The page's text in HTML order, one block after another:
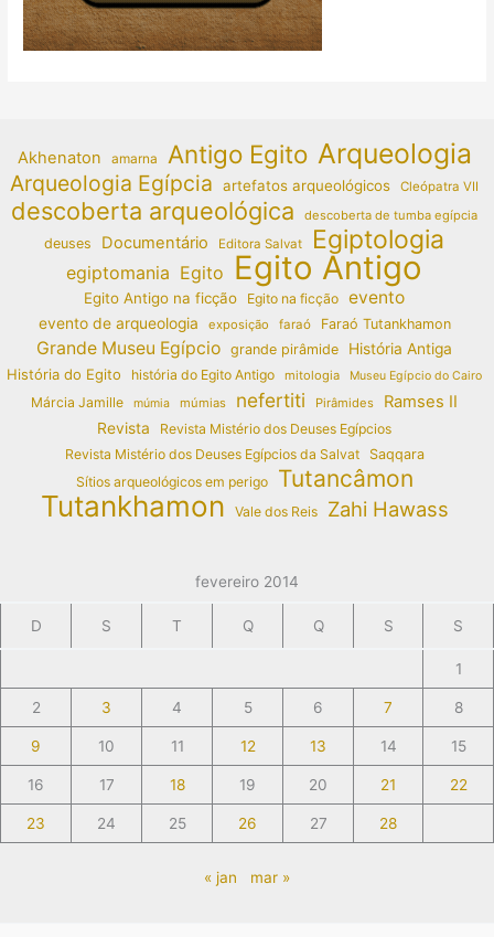
Akhenaton amarna Antigo Egito Arqueologia
Arqueologia Egípcia artefatos arqueológicos Cleópatra VII
descoberta arqueológica descoberta de tumba egípcia
deuses Documentário Editora Salvat Egiptologia
egiptomania Egito Egito Antigo
Egito Antigo na ficção Egito na ficção evento
evento de arqueologia exposição faraó Faraó Tutankhamon
Grande Museu Egípcio grande pirâmide
História Antiga
História do Egito
história do Egito Antigo mitologia Museu Egípcio do Cairo
Márcia Jamille múmia múmias nefertiti Pirâmides Ramses II
Revista
Revista Mistério dos Deuses Egípcios
Revista Mistério dos Deuses Egípcios da Salvat
Saqqara
Sítios arqueológicos em perigo
Tutancâmon
Tutankhamon Vale dos Reis Zahi Hawass
fevereiro 2014
D S T Q Q S S
1
2 3 4 5 6 7 8
9 10 11 12 13 14 15
16 17 18 19 20 21 22
23 24 25 26 27 28
« jan mar »